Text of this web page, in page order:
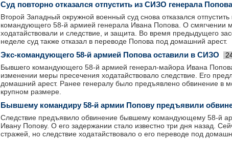
Суд повторно отказался отпустить из СИЗО генерала Попова
Второй Западный окружной военный суд снова отказался
командующего 58-й армией генерала Ивана Попова. О смягчении
ходатайствовали и следствие, и защита. Во время предыдущего
неделе суд также отказал в переводе Попова под домашний арест.
Экс-командующего 58-й армией Попова оставили в СИЗО
Бывшего командующего 58-й армией генерал-майора Ивана
изменении меры пресечения ходатайствовало следствие. Его
домашний арест. Ранее генералу было предъявлено обвинение в
крупном размере.
Бывшему командиру 58-й армии Попову предъявили
Следствие предъявило обвинение бывшему командующему 58-й
Ивану Попову. О его задержании стало известно три дня назад.
стражей, но следствие ходатайствовало о его переводе под